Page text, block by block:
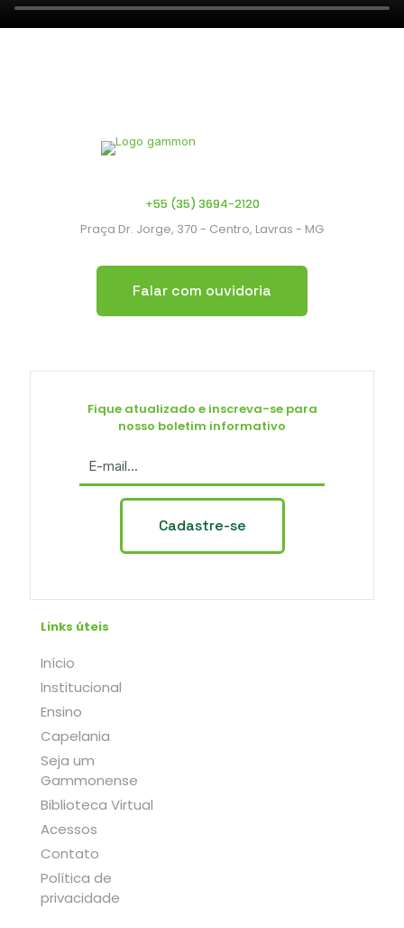
+55 (35) 3694-2120
Praça Dr. Jorge, 370 - Centro, Lavras - MG
Falar com ouvidoria
Links úteis
Início
Institucional
Ensino
Capelania
Seja um
Gammonense
Biblioteca Virtual
Acessos
Contato
Política de
privacidade
Fique atualizado e inscreva-se para
nosso boletim informativo